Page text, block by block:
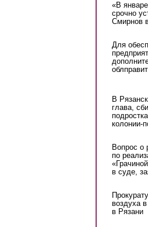
«В
срочно
Смирнов
Для
В
глава,
колонии-
Вопрос о
по
в суде,
воздуха
в Рязани